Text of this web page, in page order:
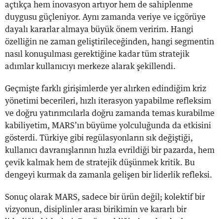
açtıkça hem inovasyon artıyor hem de sahiplenme
duygusu güçleniyor. Aynı zamanda veriye ve içgörüye
dayalı kararlar almaya büyük önem veririm. Hangi
özelliğin ne zaman geliştirileceğinden, hangi segmentin
nasıl konuşulması gerektiğine kadar tüm stratejik
adımlar kullanıcıyı merkeze alarak şekillendi.
Geçmişte farklı girişimlerde yer alırken edindiğim kriz
yönetimi becerileri, hızlı iterasyon yapabilme refleksim
ve doğru yatırımcılarla doğru zamanda temas kurabilme
kabiliyetim, MARS’ın büyüme yolculuğunda da etkisini
gösterdi. Türkiye gibi regülasyonların sık değiştiği,
kullanıcı davranışlarının hızla evrildiği bir pazarda, hem
çevik kalmak hem de stratejik düşünmek kritik. Bu
dengeyi kurmak da zamanla gelişen bir liderlik refleksi.
Sonuç olarak MARS, sadece bir ürün değil; kolektif bir
vizyonun, disiplinler arası birikimin ve kararlı bir